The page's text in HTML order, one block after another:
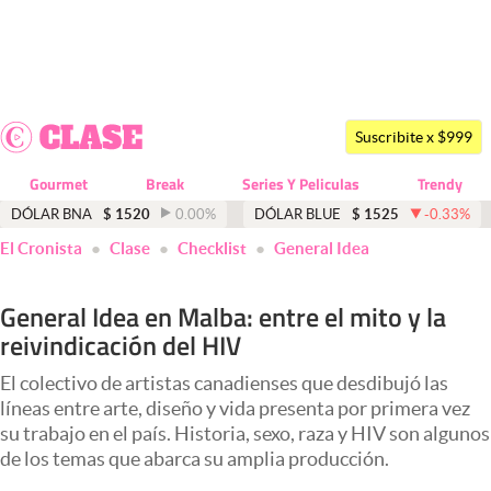
Dólar
Economía y Política
Finanzas y Mercados
Negocios
Columnistas
Otras secciones
Apertura
Suscribite x $999
Gourmet Break Series Y Peliculas Trendy
DÓLAR BNA $ 1520 0.00% DÓLAR BLUE $ 1525 -0.33%
El Cronista Clase Checklist General Idea
General Idea en Malba: entre el mito y la
reivindicación del HIV
El colectivo de artistas canadienses que desdibujó las
líneas entre arte, diseño y vida presenta por primera vez
su trabajo en el país. Historia, sexo, raza y HIV son algunos
de los temas que abarca su amplia producción.